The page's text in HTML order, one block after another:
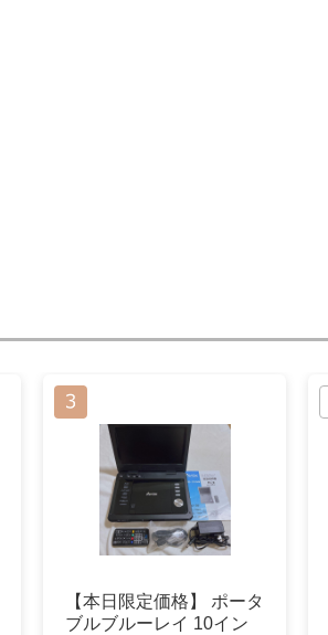
【本日限定価格】 ポータ
ブルブルーレイ 10イン